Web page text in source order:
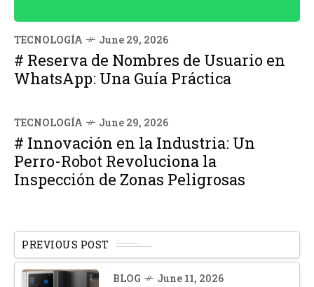
TECNOLOGÍA June 29, 2026
# Reserva de Nombres de Usuario en
WhatsApp: Una Guía Práctica
TECNOLOGÍA June 29, 2026
# Innovación en la Industria: Un
Perro-Robot Revoluciona la
Inspección de Zonas Peligrosas
PREVIOUS POST
BLOG June 11, 2026